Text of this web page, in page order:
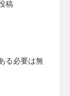
稿
る必要は無